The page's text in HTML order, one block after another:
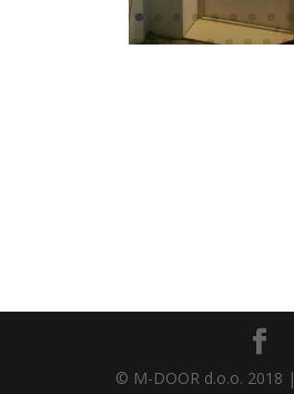
© M-DOOR d.o.o. 2018 |